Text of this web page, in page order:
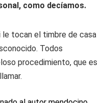
como decíamos.
le tocan el timbre de casa
Todos
procedimiento, que es